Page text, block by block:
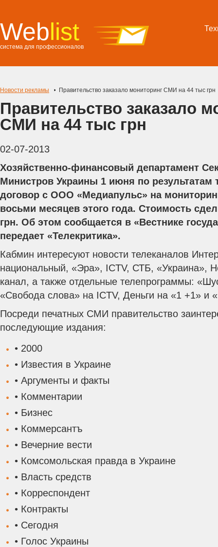
Weblist
система для профессионалов
Новости рекламы Правительство заказало мониторинг СМИ на 44 тыс грн
Правительство заказало
СМИ на 44 тыс грн
02-07-2013
Хозяйственно-финансовый департамент
Министров Украины 1 июня по результатам
договор с ООО «Медиапульс» на
восьми месяцев этого года. Стоимость
грн. Об этом сообщается в «Вестнике
передает «Телекритика».
Кабмин интересуют новости телеканалов
национальный, «Эра», ICTV, СТБ, «Украина»,
канал, а также отдельные телепрограммы:
«Свобода слова» на ICTV, Деньги на «1 +1» и
Посреди печатных СМИ правительство
последующие издания:
• 2000
• Известия в Украине
• Аргументы и факты
• Комментарии
• Бизнес
• Коммерсантъ
• Вечерние вести
• Комсомольская правда в Украине
• Власть средств
• Корреспондент
• Контракты
• Сегодня
• Голос Украины